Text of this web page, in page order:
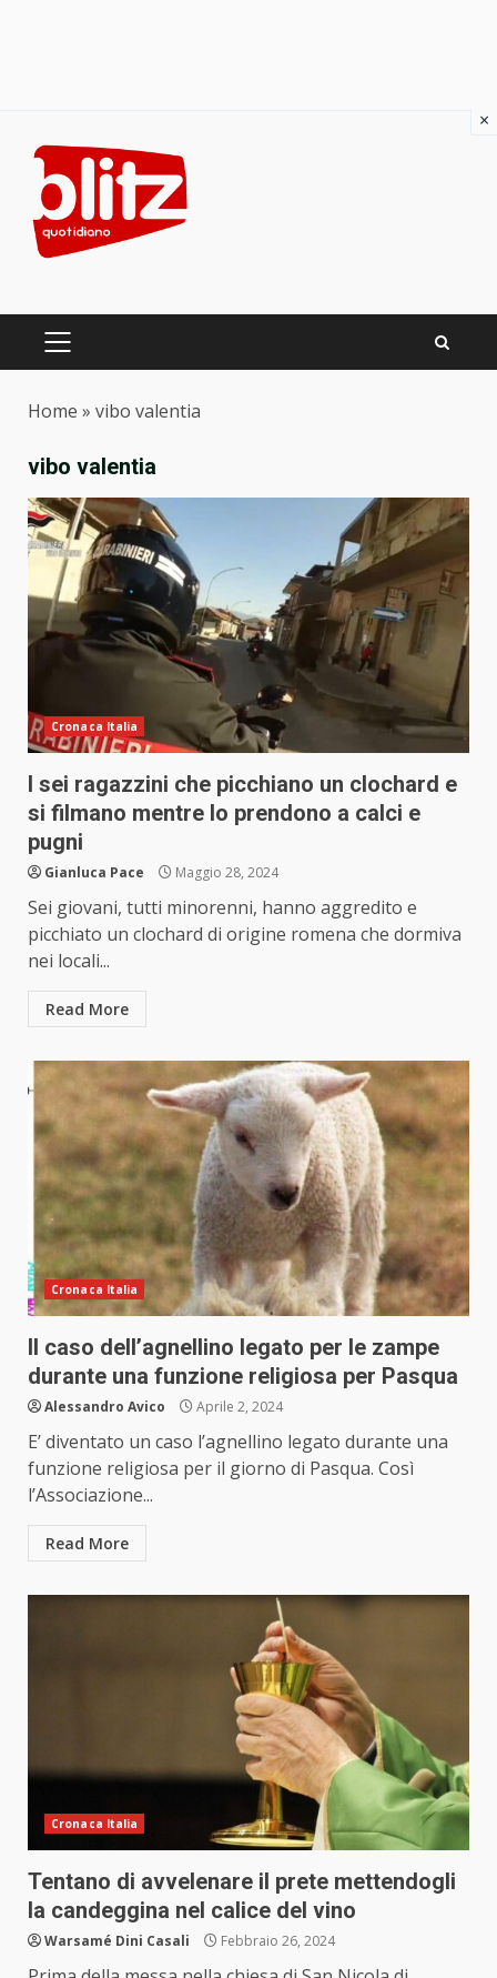
content
PRIMARY
Home » vibo valentia
vibo valentia
Cronaca Italia
I sei ragazzini che picchiano un clochard e
si filmano mentre lo prendono a calci e
pugni
Gianluca Pace Maggio 28, 2024
Sei giovani, tutti minorenni, hanno aggredito e
picchiato un clochard di origine romena che dormiva
nei locali...
Read More
Cronaca Italia
Il caso dell’agnellino legato per le zampe
durante una funzione religiosa per Pasqua
Alessandro Avico Aprile 2, 2024
E’ diventato un caso l’agnellino legato durante una
funzione religiosa per il giorno di Pasqua. Così
l’Associazione...
Read More
Cronaca Italia
Tentano di avvelenare il prete mettendogli
la candeggina nel calice del vino
Warsamé Dini Casali Febbraio 26, 2024
×